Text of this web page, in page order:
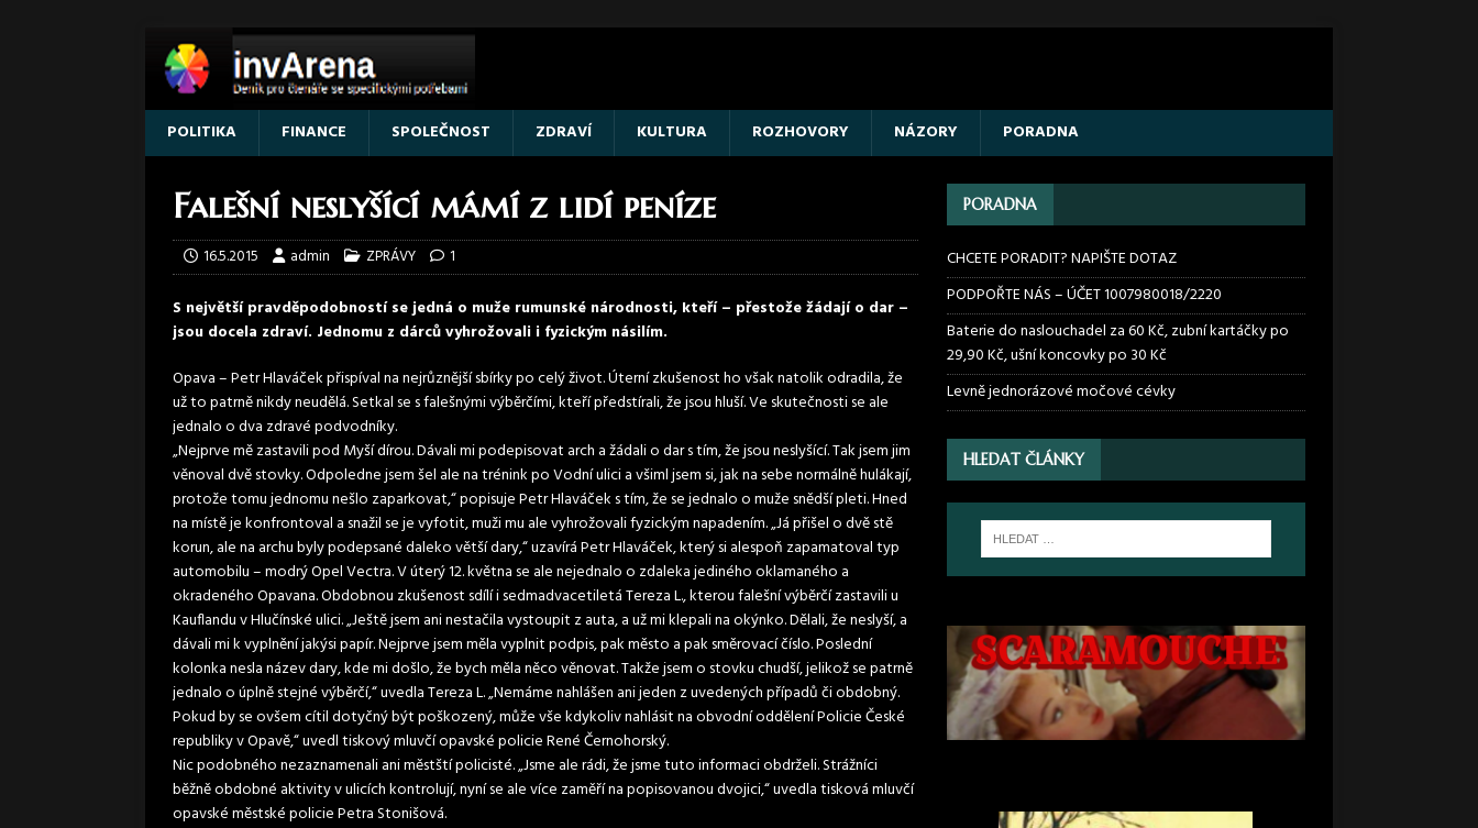
POLITIKA FINANCE SPOLEČNOST ZDRAVÍ KULTURA ROZHOVORY NÁZORY PORADNA
Falešní neslyšící mámí z lidí peníze
16.5.2015 admin ZPRÁVY 1
S největší pravděpodobností se jedná o muže rumunské národnosti, kteří – přestože žádají o dar –
jsou docela zdraví. Jednomu z dárců vyhrožovali i fyzickým násilím.
Opava – Petr Hlaváček přispíval na nejrůznější sbírky po celý život. Úterní zkušenost ho však natolik odradila, že
už to patrně nikdy neudělá. Setkal se s falešnými výběrčími, kteří předstírali, že jsou hluší. Ve skutečnosti se ale
jednalo o dva zdravé podvodníky.
„Nejprve mě zastavili pod Myší dírou. Dávali mi podepisovat arch a žádali o dar s tím, že jsou neslyšící. Tak jsem jim
věnoval dvě stovky. Odpoledne jsem šel ale na trénink po Vodní ulici a všiml jsem si, jak na sebe normálně hulákají,
protože tomu jednomu nešlo zaparkovat,“ popisuje Petr Hlaváček s tím, že se jednalo o muže snědší pleti. Hned
na místě je konfrontoval a snažil se je vyfotit, muži mu ale vyhrožovali fyzickým napadením. „Já přišel o dvě stě
korun, ale na archu byly podepsané daleko větší dary,“ uzavírá Petr Hlaváček, který si alespoň zapamatoval typ
automobilu – modrý Opel Vectra. V úterý 12. května se ale nejednalo o zdaleka jediného oklamaného a
okradeného Opavana. Obdobnou zkušenost sdílí i sedmadvacetiletá Tereza L., kterou falešní výběrčí zastavili u
Kauflandu v Hlučínské ulici. „Ještě jsem ani nestačila vystoupit z auta, a už mi klepali na okýnko. Dělali, že neslyší, a
dávali mi k vyplnění jakýsi papír. Nejprve jsem měla vyplnit podpis, pak město a pak směrovací číslo. Poslední
kolonka nesla název dary, kde mi došlo, že bych měla něco věnovat. Takže jsem o stovku chudší, jelikož se patrně
jednalo o úplně stejné výběrčí,“ uvedla Tereza L. „Nemáme nahlášen ani jeden z uvedených případů či obdobný.
Pokud by se ovšem cítil dotyčný být poškozený, může vše kdykoliv nahlásit na obvodní oddělení Policie České
republiky v Opavě,“ uvedl tiskový mluvčí opavské policie René Černohorský.
Nic podobného nezaznamenali ani městští policisté. „Jsme ale rádi, že jsme tuto informaci obdrželi. Strážníci
běžně obdobné aktivity v ulicích kontrolují, nyní se ale více zaměří na popisovanou dvojici,“ uvedla tisková mluvčí
opavské městské policie Petra Stonišová.
PORADNA
CHCETE PORADIT? NAPIŠTE DOTAZ
PODPOŘTE NÁS – ÚČET 1007980018/2220
Baterie do naslouchadel za 60 Kč, zubní kartáčky po
29,90 Kč, ušní koncovky po 30 Kč
Levně jednorázové močové cévky
HLEDAT ČLÁNKY